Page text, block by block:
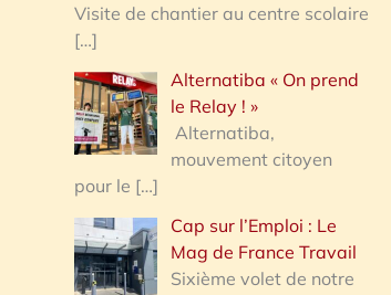
Visite de chantier au centre scolaire
[…]
Alternatiba « On prend
le Relay ! »
Alternatiba,
mouvement citoyen
pour le […]
Cap sur l’Emploi : Le
Mag de France Travail
Sixième volet de notre